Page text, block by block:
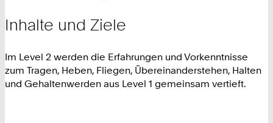
Inhalte und Ziele
Im Level 2 werden die Erfahrungen und Vorkenntnisse
zum Tragen, Heben, Fliegen, Übereinanderstehen, Halten
und Gehaltenwerden aus Level 1 gemeinsam vertieft.